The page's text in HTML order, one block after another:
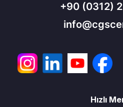
+90 (0312)
Hızlı